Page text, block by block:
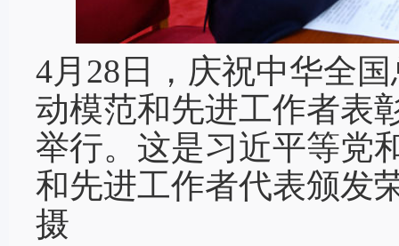
4月28日，庆祝中华全
动模范和先进工作者表
举行。这是习近平等党
和先进工作者代表颁发
摄